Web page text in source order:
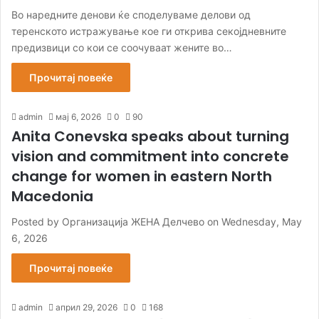
Во наредните денови ќе споделуваме делови од
теренското истражување кое ги открива секојдневните
предизвици со кои се соочуваат жените во…
Прочитај повеќе
admin мај 6, 2026 0 90
Anita Conevska speaks about turning
vision and commitment into concrete
change for women in eastern North
Macedonia
Posted by Организација ЖЕНА Делчево on Wednesday, May
6, 2026
Прочитај повеќе
admin април 29, 2026 0 168